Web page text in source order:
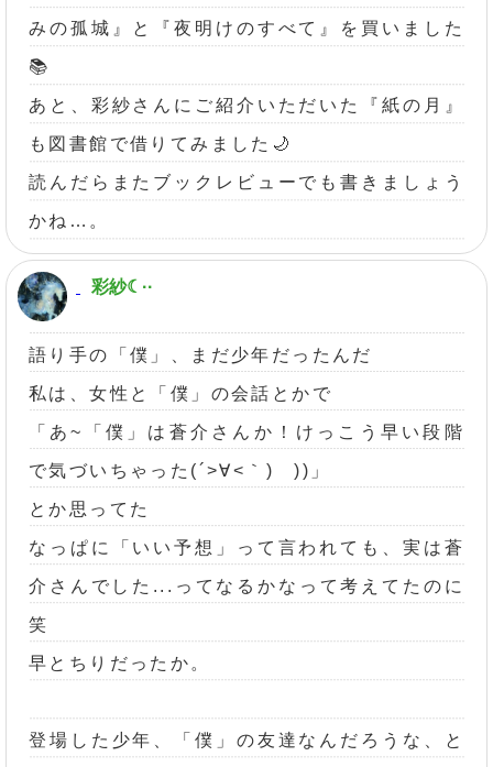
みの孤城』と『夜明けのすべて』を買いました
📚️
あと、彩紗さんにご紹介いただいた『紙の月』
も図書館で借りてみました🌙
読んだらまたブックレビューでも書きましょう
かね…。
彩紗☾··
語り手の「僕」、まだ少年だったんだ
私は、女性と「僕」の会話とかで
「あ~「僕」は蒼介さんか！けっこう早い段階
で気づいちゃった(´>∀<｀)ゝ))」
とか思ってた
なっぱに「いい予想」って言われても、実は蒼
介さんでした...ってなるかなって考えてたのに
笑
早とちりだったか。
登場した少年、「僕」の友達なんだろうな、と